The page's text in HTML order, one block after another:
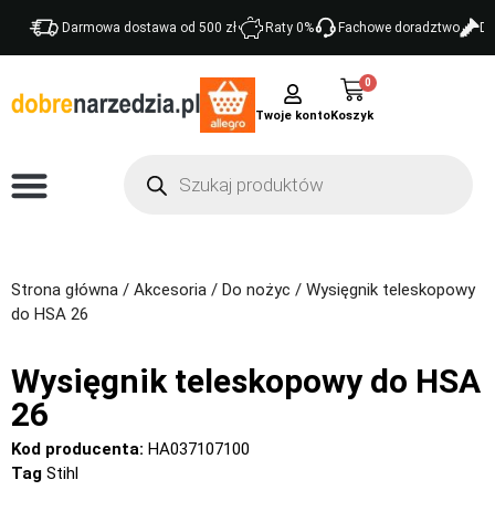
Darmowa dostawa od 500 zł Raty 0% Fachowe doradztwo
Twoje konto
0
Strona główna / Akcesoria / Do nożyc / Wysięgnik teleskopowy
do HSA 26
Wysięgnik teleskopowy do HSA
26
Kod producenta: HA037107100
Tag Stihl